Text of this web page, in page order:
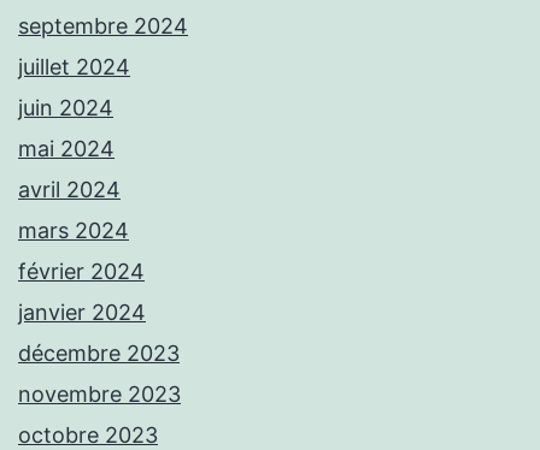
septembre 2024
juillet 2024
juin 2024
mai 2024
avril 2024
mars 2024
février 2024
janvier 2024
décembre 2023
novembre 2023
octobre 2023